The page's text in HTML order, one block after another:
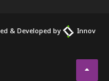
& Developed by
Innov